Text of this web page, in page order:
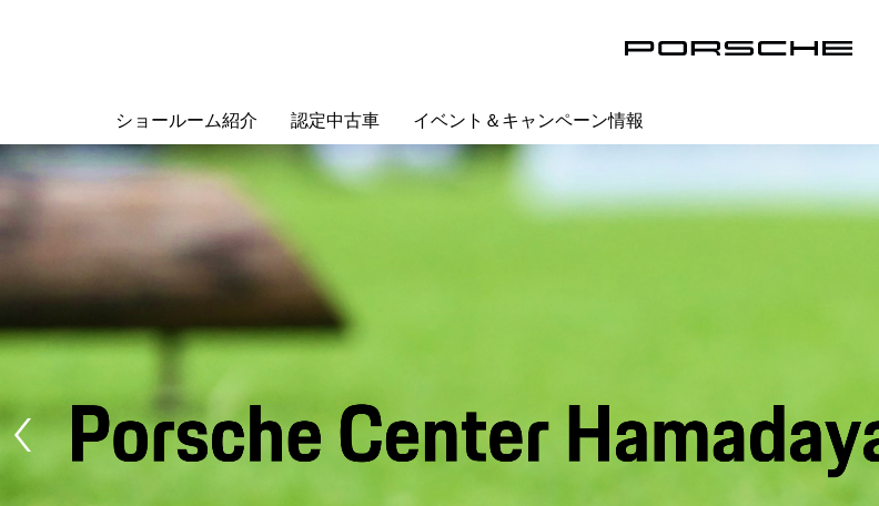
ショールーム紹介 認定中古車 イベント＆キャンペーン情報